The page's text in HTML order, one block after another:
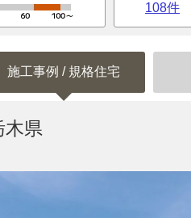
108件
施工事例 / 規格住宅
木県